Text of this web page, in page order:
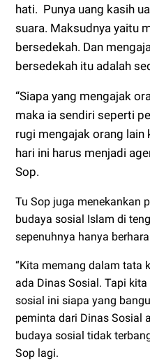
hati. Punya uang kasih
suara. Maksudnya yaitu
bersedekah. Dan
bersedekah itu adalah
“Siapa yang mengajak
maka ia sendiri seperti
rugi mengajak orang
hari ini harus menjadi
Sop.
Tu Sop juga menekankan
budaya sosial Islam di
sepenuhnya hanya
“Kita memang dalam tata
ada Dinas Sosial. Tapi
sosial ini siapa yang
peminta dari Dinas Sosial
budaya sosial tidak
Sop lagi.